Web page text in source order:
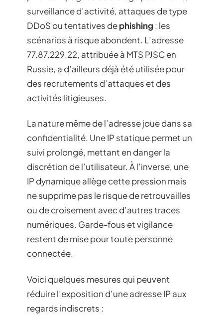
surveillance d’activité, attaques de type
DDoS ou tentatives dephishing : les
scénarios à risque abondent. L’adresse
77.87.229.22, attribuée à MTS PJSC en
Russie, a d’ailleurs déjà été utilisée pour
des recrutements d’attaques et des
activités litigieuses.
La nature même de l’adresse joue dans sa
confidentialité. Une IP statique permet un
suivi prolongé, mettant en danger la
discrétion de l’utilisateur. À l’inverse, une
IP dynamique allège cette pression mais
ne supprime pas le risque de retrouvailles
ou de croisement avec d’autres traces
numériques. Garde-fous et vigilance
restent de mise pour toute personne
connectée.
Voici quelques mesures qui peuvent
réduire l’exposition d’une adresse IP aux
regards indiscrets :